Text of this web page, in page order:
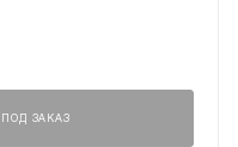
ПОД ЗАКАЗ